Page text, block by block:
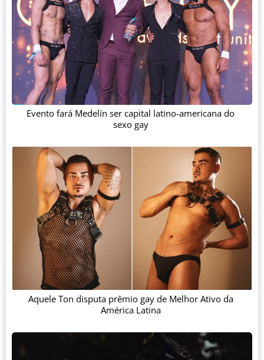
Evento fará Medelín ser capital latino-americana do
sexo gay
Aquele Ton disputa prêmio gay de Melhor Ativo da
América Latina